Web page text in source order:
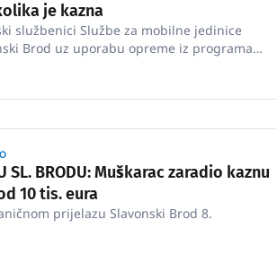
je kazna
službenici Službe za mobilne jedinice
Brod uz uporabu opreme iz programa
III spriječili pokušaj krijumčarenja 17.320
cigareta.
SL. BRODU: Muškarac zaradio kaznu
10 tis. eura
prijelazu Slavonski Brod 8.